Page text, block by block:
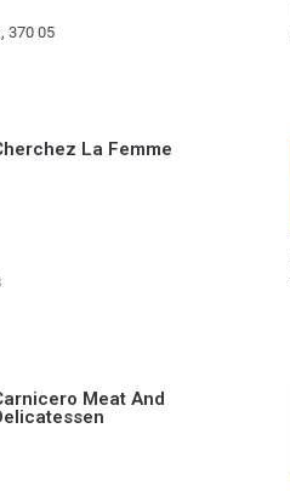
370 05
La Femme
Meat And